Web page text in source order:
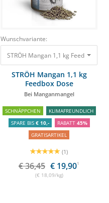
Wunschvariante:
STRÖH Mangan 1,1 kg Feedbox
STRÖH Mangan 1,1 kg
Feedbox Dose
Bei Manganmangel
SCHNÄPPCHEN
KLIMAFREUNDLICH
SPARE BIS € 10,- RABATT 45%
GRATISARTIKEL
(1)
€ 36,45 € 19,901
(€ 18,09/kg)